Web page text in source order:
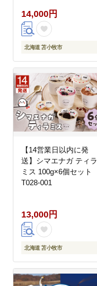
14,000円
北海道 苫小牧市
【14営業日以内に発
送】シマエナガ ティラ
ミス 100g×6個セット
T028-001
13,000円
北海道 苫小牧市